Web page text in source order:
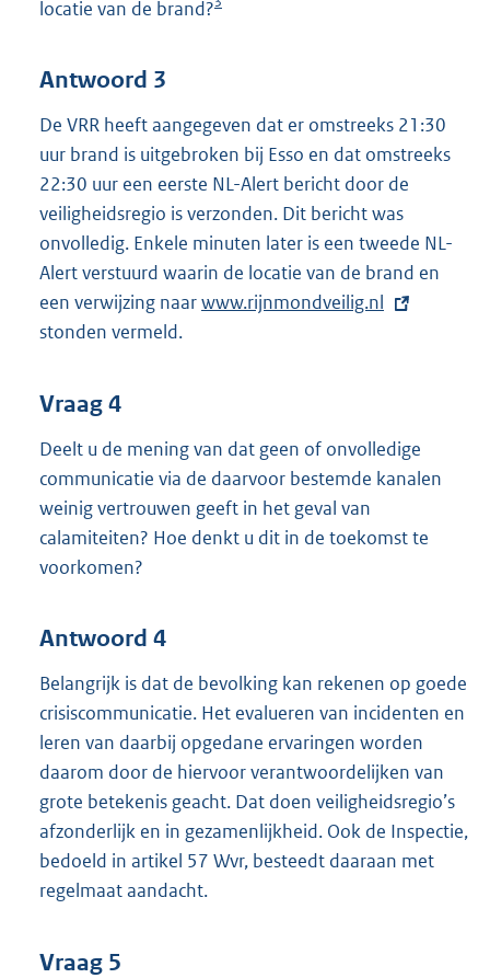
locatie van de brand?
Antwoord 3
De VRR heeft aangegeven dat er omstreeks 21:30
uur brand is uitgebroken bij Esso en dat omstreeks
22:30 uur een eerste NL-Alert bericht door de
veiligheidsregio is verzonden. Dit bericht was
onvolledig. Enkele minuten later is een tweede NL-
Alert verstuurd waarin de locatie van de brand en
een verwijzing naarE
n
e
l
i
www.rijnmondveilig.nl
stonden vermeld.
Vraag 4
Deelt u de mening van dat geen of onvolledige
communicatie via de daarvoor bestemde kanalen
weinig vertrouwen geeft in het geval van
calamiteiten? Hoe denkt u dit in de toekomst te
voorkomen?
Antwoord 4
Belangrijk is dat de bevolking kan rekenen op goede
crisiscommunicatie. Het evalueren van incidenten en
leren van daarbij opgedane ervaringen worden
daarom door de hiervoor verantwoordelijken van
grote betekenis geacht. Dat doen veiligheidsregio’s
afzonderlijk en in gezamenlijkheid. Ook de Inspectie,
bedoeld in artikel 57 Wvr, besteedt daaraan met
regelmaat aandacht.
Vraag 5